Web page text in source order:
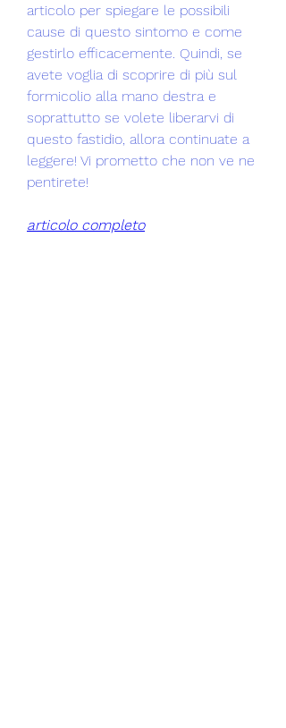
articolo per spiegare le possibili
cause di questo sintomo e come
gestirlo efficacemente. Quindi, se
avete voglia di scoprire di più sul
formicolio alla mano destra e
soprattutto se volete liberarvi di
questo fastidio, allora continuate a
leggere! Vi prometto che non ve ne
pentirete!
articolo completo